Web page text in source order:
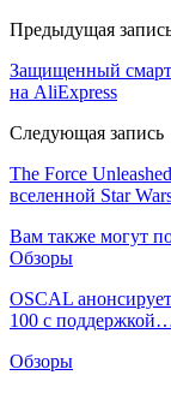
Предыдущая
Защищенный
на AliExpress
Следующая запись
The Force
вселенной Star
Вам также могут
Обзоры
OSCAL
100 с
Обзоры